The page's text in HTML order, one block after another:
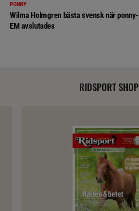
PONNY
Wilma Holmgren bästa svensk när ponny-
EM avslutades
RIDSPORT SHOP